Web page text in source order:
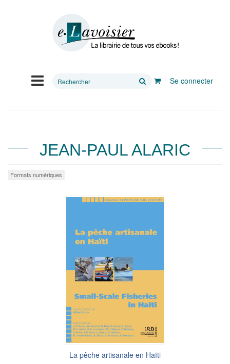
Rechercher
Se connecter
JEAN-PAUL ALARIC
Formats numériques
La pêche artisanale en Haïti